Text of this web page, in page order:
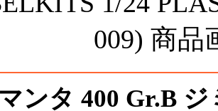
ンタ 400 Gr.B